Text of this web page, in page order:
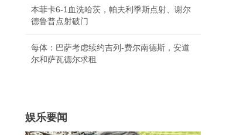
本菲卡6-1血洗哈茨，帕夫利季斯点射、谢尔
德鲁普点射破门
每体：巴萨考虑续约吉列-费尔南德斯，安道
尔和萨瓦德尔求租
娱乐要闻